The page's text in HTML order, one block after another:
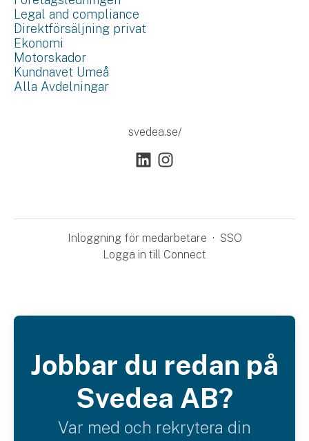
Legal and compliance
Direktförsäljning privat
Ekonomi
Motorskador
Kundnavet Umeå
Alla Avdelningar
svedea.se/
Inloggning för medarbetare · SSO
Logga in till Connect
Jobbar du redan på
Svedea AB?
Var med och rekrytera din